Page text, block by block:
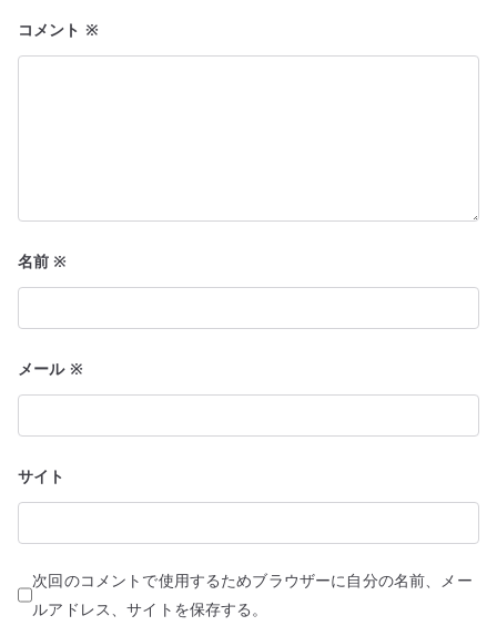
ン
コメント ※
名前※
メール ※
サイト
次回のコメントで使用するためブラウザーに自分の名前、メー
ルアドレス、サイトを保存する。